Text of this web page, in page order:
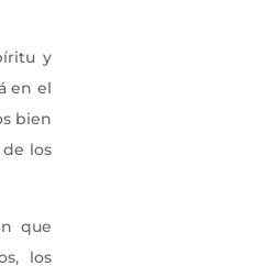
y
en el
bien
los
que
los